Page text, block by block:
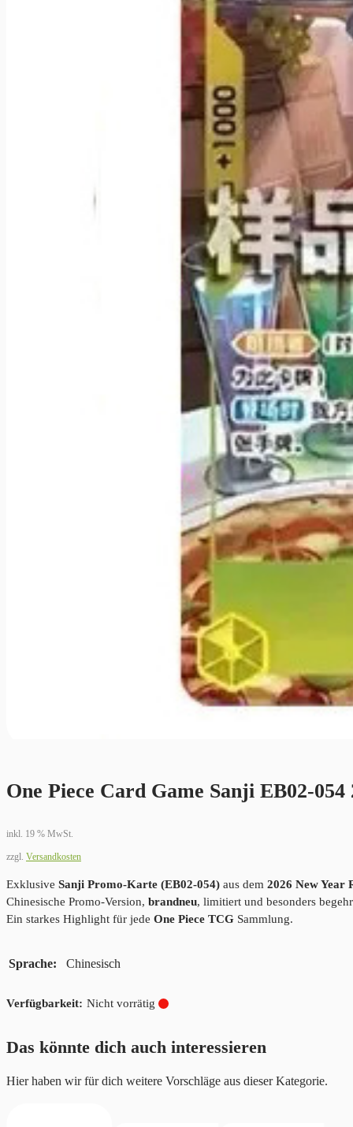
One Piece Card Game Sanji EB02-
inkl. 19 % MwSt.
zzgl. Versandkosten
Exklusive Sanji Promo-Karte (EB02-054) aus dem 2026 New Year
Chinesische Promo-Version, brandneu, limitiert und besonders
Ein starkes Highlight für jede One Piece TCG Sammlung.
Sprache Chinesisch
Nicht vorrätig
Das könnte dich auch interessieren
Hier haben wir für dich weitere Vorschläge aus dieser Kategorie.